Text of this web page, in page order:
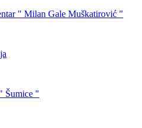
" Milan Gale Muškatirović "
Šumice "